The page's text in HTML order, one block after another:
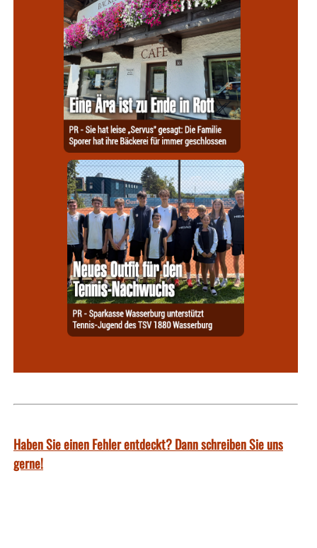
Haben Sie einen Fehler entdeckt? Dann schreiben Sie uns
gerne!